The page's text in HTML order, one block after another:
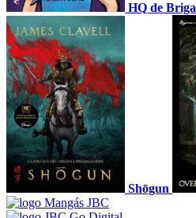
HQ de Briga
Shōgun